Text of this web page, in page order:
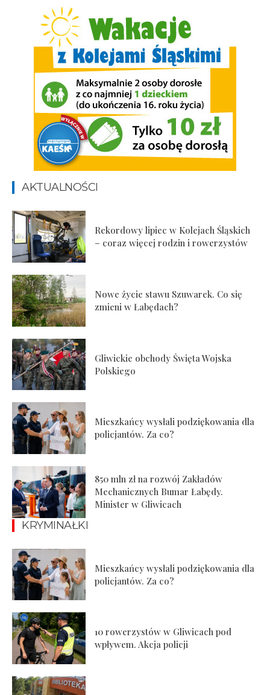
AKTUALNOŚCI
Rekordowy lipiec w Kolejach Śląskich
– coraz więcej rodzin i rowerzystów
Nowe życie stawu Szuwarek. Co się
zmieni w Łabędach?
Gliwickie obchody Święta Wojska
Polskiego
Mieszkańcy wysłali podziękowania dla
policjantów. Za co?
850 mln zł na rozwój Zakładów
Mechanicznych Bumar Łabędy.
Minister w Gliwicach
KRYMINAŁKI
Mieszkańcy wysłali podziękowania dla
policjantów. Za co?
10 rowerzystów w Gliwicach pod
wpływem. Akcja policji